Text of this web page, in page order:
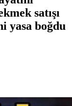
satışı
yasa boğdu